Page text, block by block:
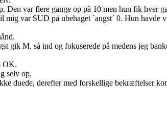
Den var flere gange op på 10 men hun fik hver
var SUD på ubehaget ´angst´ 0. Hun
gik M. så ind og fokuserede på medens jeg
OK.
selv op.
duede, derefter med forskellige bekræftelser